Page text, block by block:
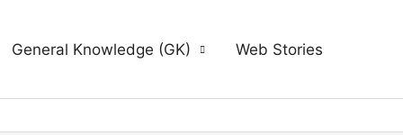
General Knowledge (GK) Web Stories